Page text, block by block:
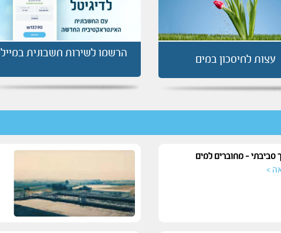
עצות לחיסכון במים
הרשמו לשירות חשבונית במייל
סביבתי - מחוברים למים
>